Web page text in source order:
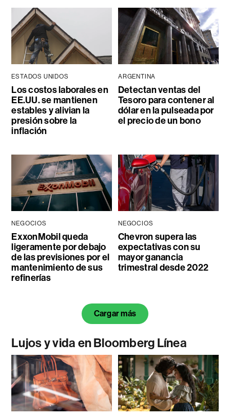
ESTADOS UNIDOS
Los costos laborales en
EE.UU. se mantienen
estables y alivian la
presión sobre la
inflación
ARGENTINA
Detectan ventas del
Tesoro para contener al
dólar en la pulseada por
el precio de un bono
NEGOCIOS
ExxonMobil queda
ligeramente por debajo
de las previsiones por el
mantenimiento de sus
refinerías
NEGOCIOS
Chevron supera las
expectativas con su
mayor ganancia
trimestral desde 2022
Cargar más
Lujos y vida en Bloomberg Línea